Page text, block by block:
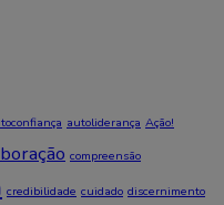
autoliderança Ação!
compreensão
credibilidade cuidado discernimento